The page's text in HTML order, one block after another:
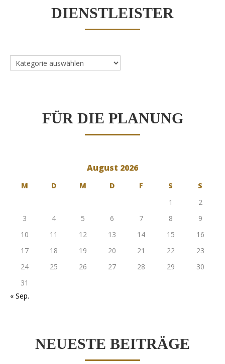
DIENSTLEISTER
Dienstleister
FÜR DIE PLANUNG
August 2026
M D M D F S
S
1
2
3
4 5 6 7 8
9
10
11 12 13 14 15
16
17
18 19 20 21 22
23
24
25 26 27 28 29
30
31
« Sep.
NEUESTE BEITRÄGE